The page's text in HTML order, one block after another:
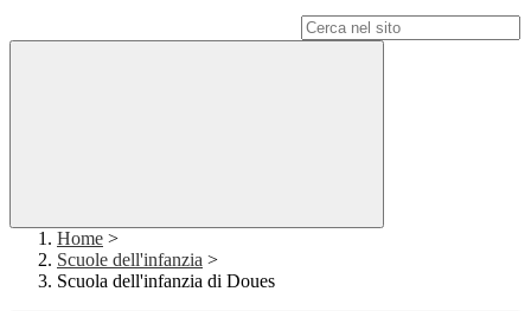
Home >
Scuole dell'infanzia >
Scuola dell'infanzia di Doues